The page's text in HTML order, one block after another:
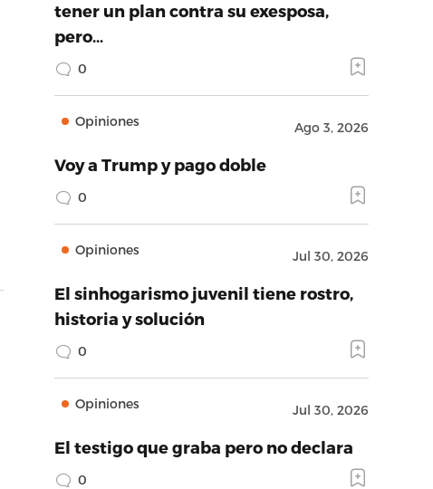
tener un plan contra su exesposa,
pero…
0
Opiniones Ago 3, 2026
Voy a Trump y pago doble
0
Opiniones Jul 30, 2026
El sinhogarismo juvenil tiene rostro,
historia y solución
0
Opiniones Jul 30, 2026
El testigo que graba pero no declara
0